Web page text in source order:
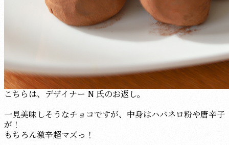
こちらは、デザイナー N 氏のお返し。
一見美味しそうなチョコですが、中身はハバネロ粉や唐辛子
が！
もちろん激辛超マズっ！